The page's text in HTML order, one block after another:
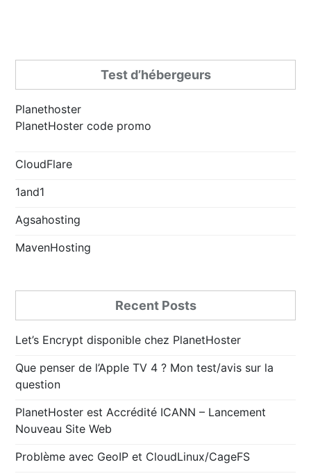
Test d’hébergeurs
Planethoster
PlanetHoster code promo
CloudFlare
1and1
Agsahosting
MavenHosting
Recent Posts
Let’s Encrypt disponible chez PlanetHoster
Que penser de l’Apple TV 4 ? Mon test/avis sur la
question
PlanetHoster est Accrédité ICANN – Lancement
Nouveau Site Web
Problème avec GeoIP et CloudLinux/CageFS